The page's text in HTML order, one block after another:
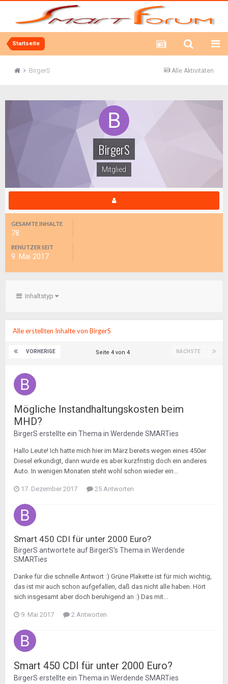
Startseite
Alle Aktivitäten
BirgerS
BirgerS
Mitglied
GESAMTE INHALTE
78
BENUTZER SEIT
9. Mai 2017
Inhaltstyp
Alle erstellten Inhalte von BirgerS
VORHERIGE NÄCHSTE
Seite 4 von 4
Mögliche Instandhaltungskosten beim
MHD?
BirgerS erstellte ein Thema in Werdende SMARTies
Hallo Leute! Ich hatte mich hier im März bereits wegen eines 450er
Diesel erkundigt, dann wurde es aber kurzfristig doch ein anderes
Auto. In wenigen Monaten steht wohl schon wieder ein...
17. Dezember 2017 25 Antworten
Smart 450 CDI für unter 2000 Euro?
BirgerS antwortete auf BirgerS's Thema in Werdende
SMARTies
Danke für die schnelle Antwort :) Grüne Plakette ist für mich wichtig,
das ist mir auch schon aufgefallen, daß das nicht alle haben. Hört
sich insgesamt aber doch beruhigend an :) Das mit...
9. Mai 2017 2 Antworten
Smart 450 CDI für unter 2000 Euro?
BirgerS erstellte ein Thema in Werdende SMARTies